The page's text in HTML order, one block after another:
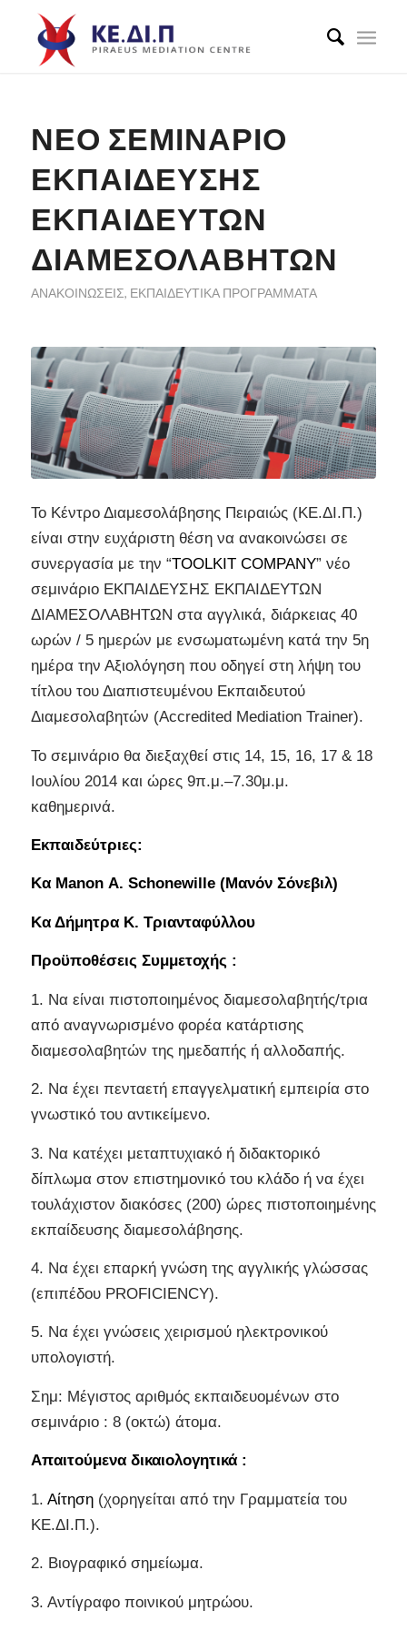
ΝΈΟ ΣΕΜΙΝΆΡΙΟ
ΕΚΠΑΊΔΕΥΣΗΣ
ΕΚΠΑΙΔΕΥΤΏΝ
ΔΙΑΜΕΣΟΛΑΒΗΤΏΝ
ΑΝΑΚΟΙΝΏΣΕΙΣ, ΕΚΠΑΙΔΕΥΤΙΚΆ ΠΡΟΓΡΆΜΜΑΤΑ
Το Κέντρο Διαμεσολάβησης Πειραιώς (ΚΕ.ΔΙ.Π.)
είναι στην ευχάριστη θέση να ανακοινώσει σε
συνεργασία με την “TOOLKIT COMPANY” νέο
σεμινάριο ΕΚΠΑΙΔΕΥΣΗΣ ΕΚΠΑΙΔΕΥΤΩΝ
ΔΙΑΜΕΣΟΛΑΒΗΤΩΝ στα αγγλικά, διάρκειας 40
ωρών / 5 ημερών με ενσωματωμένη κατά την 5η
ημέρα την Αξιολόγηση που οδηγεί στη λήψη του
τίτλου του Διαπιστευμένου Εκπαιδευτού
Διαμεσολαβητών (Accredited Mediation Trainer).
To σεμινάριο θα διεξαχθεί στις 14, 15, 16, 17 & 18
Ιουλίου 2014 και ώρες 9π.μ.–7.30μ.μ.
καθημερινά.
Εκπαιδεύτριες:
Κα Manon Α. Schonewille (Μανόν Σόνεβιλ)
Κα Δήμητρα Κ. Τριανταφύλλου
Προϋποθέσεις Συμμετοχής :
1. Να είναι πιστοποιημένος διαμεσολαβητής/τρια
από αναγνωρισμένο φορέα κατάρτισης
διαμεσολαβητών της ημεδαπής ή αλλοδαπής.
2. Να έχει πενταετή επαγγελματική εμπειρία στο
γνωστικό του αντικείμενο.
3. Να κατέχει μεταπτυχιακό ή διδακτορικό
δίπλωμα στον επιστημονικό του κλάδο ή να έχει
τουλάχιστον διακόσες (200) ώρες πιστοποιημένης
εκπαίδευσης διαμεσολάβησης.
4. Να έχει επαρκή γνώση της αγγλικής γλώσσας
(επιπέδου PROFICIENCY).
5. Να έχει γνώσεις χειρισμού ηλεκτρονικού
υπολογιστή.
Σημ: Μέγιστος αριθμός εκπαιδευομένων στο
σεμινάριο : 8 (οκτώ) άτομα.
Απαιτούμενα δικαιολογητικά :
1. Αίτηση(χορηγείται από την Γραμματεία του
ΚΕ.ΔΙ.Π.).
2. Βιογραφικό σημείωμα.
3. Αντίγραφο ποινικού μητρώου.